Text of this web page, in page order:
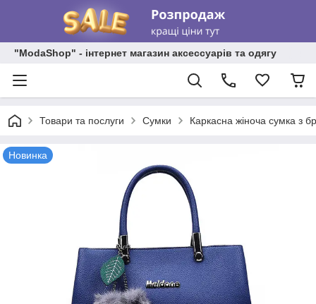
"ModaShop" - інтернет магазин аксессуарів та одягу
Товари та послуги Сумки Каркасна жіноча сумка з
Новинка